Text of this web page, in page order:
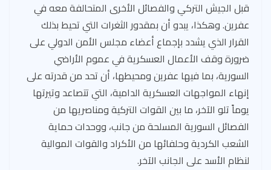
قبل الجيش التركي والفصائل الأخرى المتحالفة معه في
عفرين. وهكذا، يبدو أن بمقدور الثغرات التي تحيط بذلك
القرار الذي يشدد بإجماع أعضاء مجلس الأمن الدولي على
ضرورة وقف الأعمال العسكرية في عموم الأراضي
السورية، بما فيها عفرين ومحيطها، أن تحد من قدرته على
إنهاء المواجهات العسكرية الدامية، التي تتصاعد وتيرتها
يوماً تلو الآخر، ما بين القوات التركية ومناصريها من
الفصائل السورية المسلحة من جانب، ووحدات حماية
الشعب الكردية وحلفائها من الأكراد والقوات الموالية
لنظام الأسد على الجانب الآخر.